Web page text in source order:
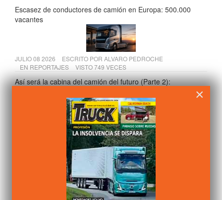
Escasez de conductores de camión en Europa: 500.000
vacantes
JULIO 08 2026 ESCRITO POR ALVARO PEDROCHE
EN REPORTAJES VISTO 749 VECES
Así será la cabina del camión del futuro (Parte 2):
ESCRITO PORALVARO PEDROCHE
FABRICANTES VISTO 747 VECES
Farizon V7E: hasta 475 km de autonomía y desde 25.350 €
×